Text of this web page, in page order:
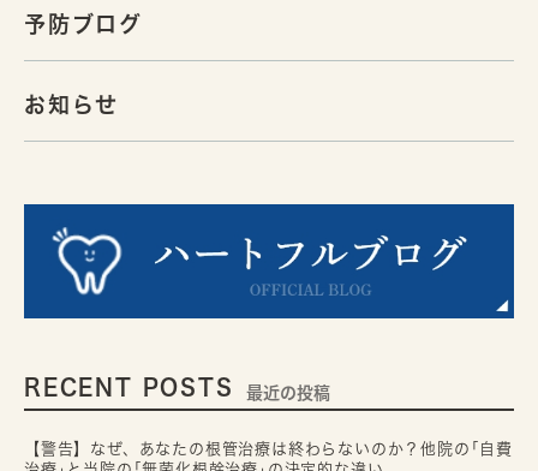
予防ブログ
お知らせ
RECENT POSTS 最近の投稿
【警告】なぜ、あなたの根管治療は終わらないのか？他院の｢自費